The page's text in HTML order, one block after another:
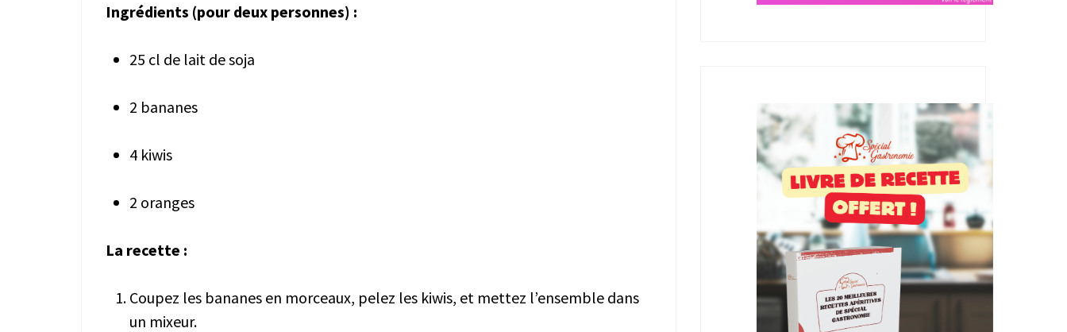
Ingrédients (pour deux personnes) :
25 cl de lait de soja
2 bananes
4 kiwis
2 oranges
La recette :
Coupez les bananes en morceaux, pelez les kiwis, et mettez l’ensemble dans
un mixeur.